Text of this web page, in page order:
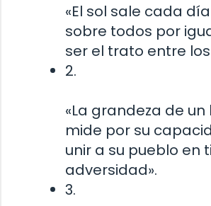
«El sol sale cada
sobre todos por
ser el trato entre
2.
«La grandeza de un
mide por su
unir a su pueblo en
adversidad».
3.